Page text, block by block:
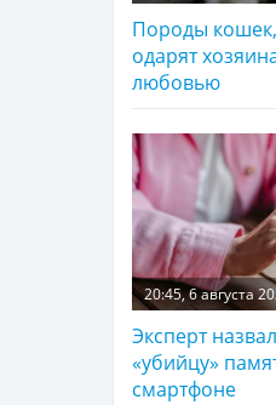
Породы
одарят
любовью
20:45, 6 августа
Эксперт
«убийцу»
смартфоне